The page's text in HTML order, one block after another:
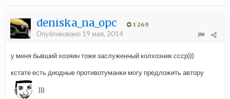
deniska_na_opc 1 269
Опубликовано 19 мая, 2014
у меня бывший хозяин тоже заслуженный колхозник ссср)))
кстате есть диодные противотуманки могу предложить автору
)))